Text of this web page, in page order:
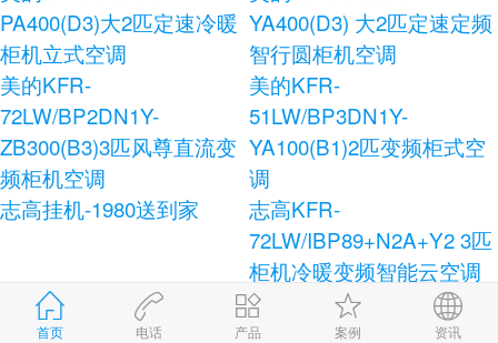
首页 电话 产品 案例 资讯
PA400(D3)大2匹定速冷暖
柜机立式空调
YA400(D3) 大2匹定速定频
智行圆柜机空调
美的KFR-
72LW/BP2DN1Y-
ZB300(B3)3匹风尊直流变
频柜机空调
美的KFR-
51LW/BP3DN1Y-
YA100(B1)2匹变频柜式空
调
志高挂机-1980送到家
志高KFR-
72LW/IBP89+N2A+Y2 3匹
柜机冷暖变频智能云空调
志高KFR-120LW/E41+N3
柜式空调
志高KFR-72LW/AS36+N3
健康宝独立除湿柜式空调